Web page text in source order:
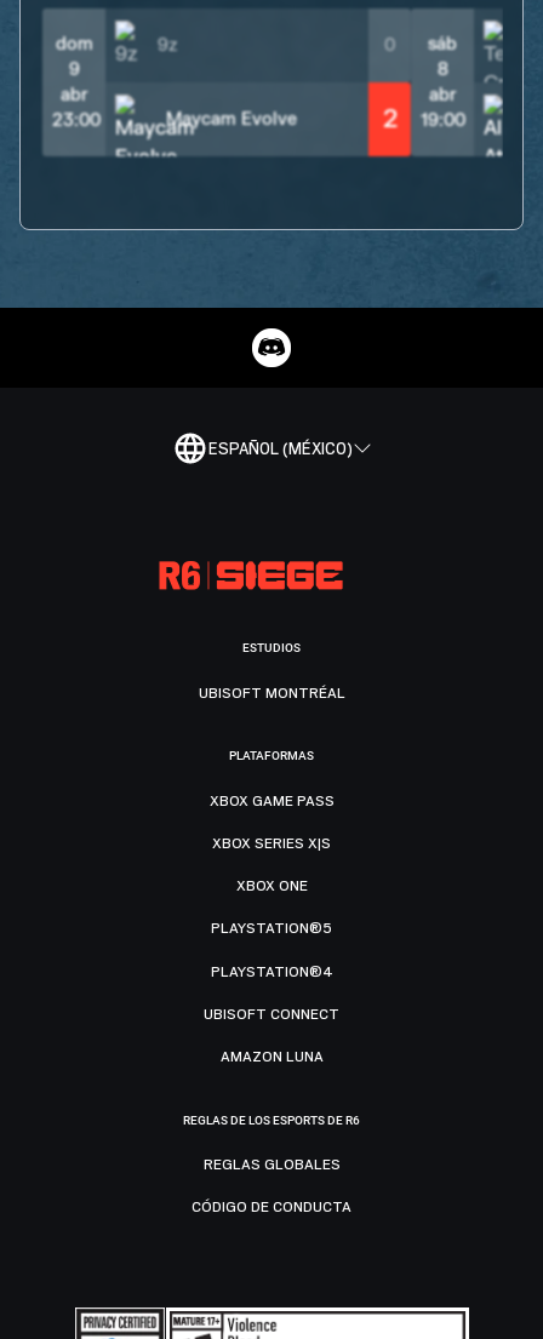
dom
9
abr
23:00
9z 0
Maycam Evolve 2
sáb
8
abr
19:00
ESPAÑOL (MÉXICO)
ESTUDIOS
UBISOFT MONTRÉAL
PLATAFORMAS
XBOX GAME PASS
XBOX SERIES X|S
XBOX ONE
PLAYSTATION®5
PLAYSTATION®4
UBISOFT CONNECT
AMAZON LUNA
REGLAS DE LOS ESPORTS DE R6
REGLAS GLOBALES
CÓDIGO DE CONDUCTA